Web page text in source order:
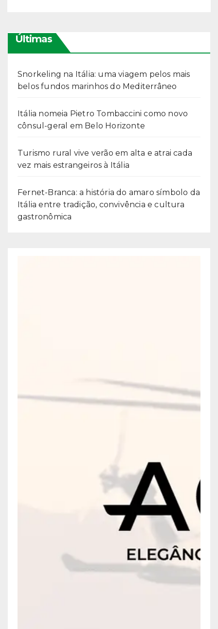
Últimas
Snorkeling na Itália: uma viagem pelos mais
belos fundos marinhos do Mediterrâneo
Itália nomeia Pietro Tombaccini como novo
cônsul-geral em Belo Horizonte
Turismo rural vive verão em alta e atrai cada
vez mais estrangeiros à Itália
Fernet-Branca: a história do amaro símbolo da
Itália entre tradição, convivência e cultura
gastronômica